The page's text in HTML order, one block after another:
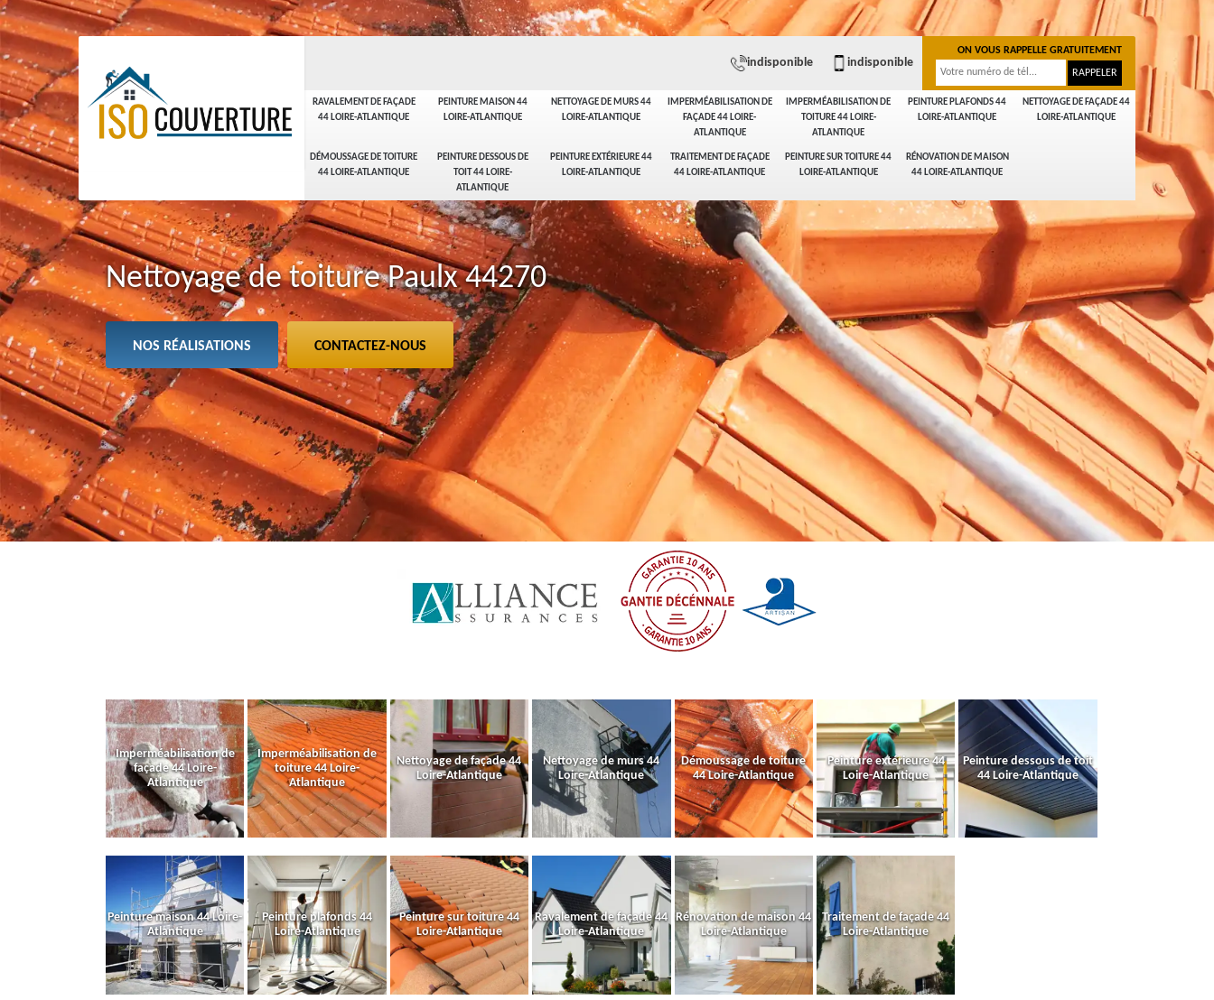
RAVALEMENT DE FAÇADE
44 LOIRE-ATLANTIQUE
PEINTURE MAISON 44
LOIRE-ATLANTIQUE
NETTOYAGE DE MURS 44
LOIRE-ATLANTIQUE
IMPERMÉABILISATION DE
FAÇADE 44 LOIRE-
ATLANTIQUE
IMPERMÉABILISATION DE
TOITURE 44 LOIRE-
ATLANTIQUE
PEINTURE PLAFONDS 44
LOIRE-ATLANTIQUE
NETTOYAGE DE FAÇADE 44
LOIRE-ATLANTIQUE
DÉMOUSSAGE DE TOITURE
44 LOIRE-ATLANTIQUE
PEINTURE DESSOUS DE
TOIT 44 LOIRE-
ATLANTIQUE
PEINTURE EXTÉRIEURE 44
LOIRE-ATLANTIQUE
TRAITEMENT DE FAÇADE
44 LOIRE-ATLANTIQUE
PEINTURE SUR TOITURE 44
LOIRE-ATLANTIQUE
RÉNOVATION DE MAISON
44 LOIRE-ATLANTIQUE
indisponible indisponible
ON VOUS RAPPELLE GRATUITEMENT
Nettoyage de toiture Paulx 44270
NOS RÉALISATIONS CONTACTEZ-NOUS
Imperméabilisation de
façade 44 Loire-
Atlantique
Imperméabilisation de
toiture 44 Loire-
Atlantique
Nettoyage de façade 44
Loire-Atlantique
Nettoyage de murs 44
Loire-Atlantique
Démoussage de toiture
44 Loire-Atlantique
Peinture extérieure 44
Loire-Atlantique
Peinture dessous de toit
44 Loire-Atlantique
Peinture maison 44 Loire-
Atlantique
Peinture plafonds 44
Loire-Atlantique
Peinture sur toiture 44
Loire-Atlantique
Ravalement de façade 44
Loire-Atlantique
Rénovation de maison 44
Loire-Atlantique
Traitement de façade 44
Loire-Atlantique